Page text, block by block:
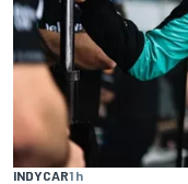
INDYCAR1 h